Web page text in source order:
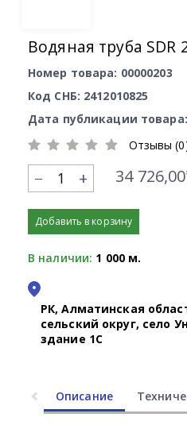
Водяная труба SDR
Номер товара: 00000203
Код СНБ: 2412010825
Дата публикации товара:
Отзывы
+ 34
Добавить в корзину
В наличии: 1 000 м.
РК, Алматинская
сельский округ, село
здание 1С
Описание